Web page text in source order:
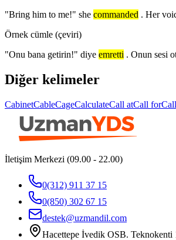
"Bring him to me!" she commanded . Her
Örnek cümle (çeviri)
"Onu bana getirin!" diye emretti . Onun sesi
Diğer kelimeler
CabinetCableCageCalculateCall atCall for
İletişim Merkezi (09.00 - 22.00)
0(312) 911 37 15
0(850) 302 67 15
destek@uzmandil.com
Hacettepe İvedik OSB.